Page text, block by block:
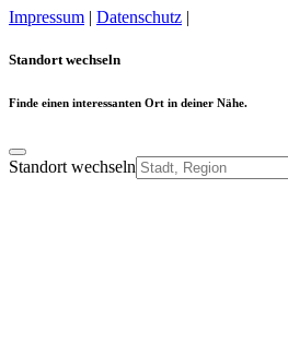
Impressum | Datenschutz |
Standort wechseln
Finde einen interessanten Ort in deiner Nähe.
Standort wechseln